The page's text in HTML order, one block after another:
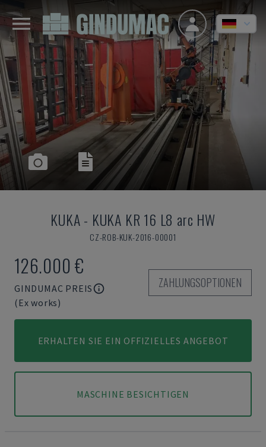
KUKA- KUKA KR 16 L8 arc HW
CZ-ROB-KUK-2016-00001
126.000 €
GINDUMAC PREIS
(Ex works)
ZAHLUNGSOPTIONEN
ERHALTEN SIE EIN OFFIZIELLES ANGEBOT
MASCHINE BESICHTIGEN